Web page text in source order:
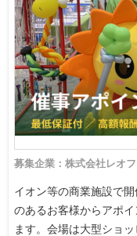
募集企業：株式会社レオ
イオン等の商業施設で
のあるお客様からアポ
ます。会場は大型ショ